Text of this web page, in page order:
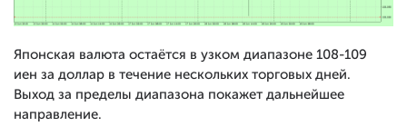
Японская валюта остаётся в узком диапазоне 108-109
иен за доллар в течение нескольких торговых дней.
Выход за пределы диапазона покажет дальнейшее
направление.